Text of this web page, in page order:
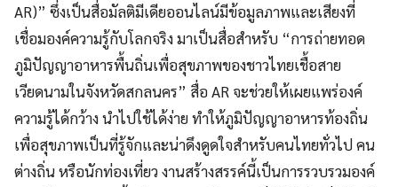
AR)” ซึ่งเป็นสื่อมัลติมีเดียออนไลน์มีข้อมูลภาพและเสียงที่
เชื่อมองค์ความรู้กับโลกจริง มาเป็นสื่อสำหรับ “การถ่ายทอด
ภูมิปัญญาอาหารพื้นถิ่นเพื่อสุขภาพของชาวไทยเชื้อสาย
เวียดนามในจังหวัดสกลนคร” สื่อ AR จะช่วยให้เผยแพร่องค์
ความรู้ได้กว้าง นำไปใช้ได้ง่าย ทำให้ภูมิปัญญาอาหารท้องถิ่น
เพื่อสุขภาพเป็นที่รู้จักและน่าดึงดูดใจสำหรับคนไทยทั่วไป คน
ต่างถิ่น หรือนักท่องเที่ยว งานสร้างสรรค์นี้เป็นการรวบรวมองค์